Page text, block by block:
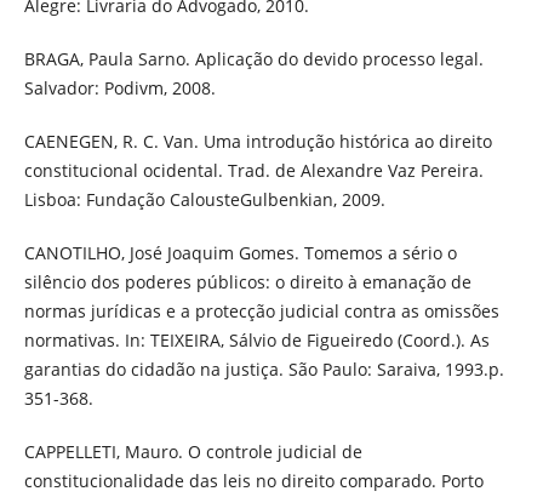
Alegre: Livraria do Advogado, 2010.
BRAGA, Paula Sarno. Aplicação do devido processo legal.
Salvador: Podivm, 2008.
CAENEGEN, R. C. Van. Uma introdução histórica ao direito
constitucional ocidental. Trad. de Alexandre Vaz Pereira.
Lisboa: Fundação CalousteGulbenkian, 2009.
CANOTILHO, José Joaquim Gomes. Tomemos a sério o
silêncio dos poderes públicos: o direito à emanação de
normas jurídicas e a protecção judicial contra as omissões
normativas. In: TEIXEIRA, Sálvio de Figueiredo (Coord.). As
garantias do cidadão na justiça. São Paulo: Saraiva, 1993.p.
351-368.
CAPPELLETI, Mauro. O controle judicial de
constitucionalidade das leis no direito comparado. Porto